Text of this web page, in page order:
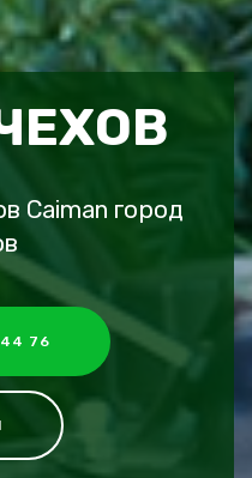
Caiman город
44 76